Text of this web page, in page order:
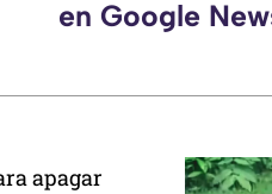
en Google
apagar